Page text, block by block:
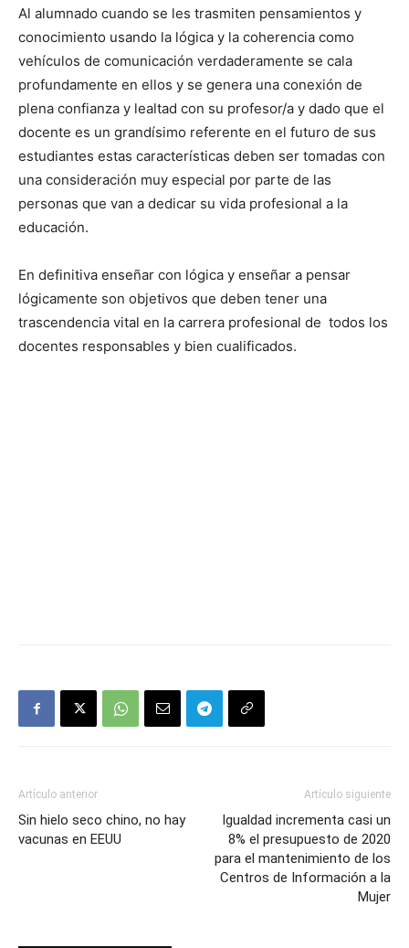
Al alumnado cuando se les trasmiten pensamientos y
conocimiento usando la lógica y la coherencia como
vehículos de comunicación verdaderamente se cala
profundamente en ellos y se genera una conexión de
plena confianza y lealtad con su profesor/a y dado que el
docente es un grandísimo referente en el futuro de sus
estudiantes estas características deben ser tomadas con
una consideración muy especial por parte de las
personas que van a dedicar su vida profesional a la
educación.
En definitiva enseñar con lógica y enseñar a pensar
lógicamente son objetivos que deben tener una
trascendencia vital en la carrera profesional de todos los
docentes responsables y bien cualificados.
Artículo anterior
Sin hielo seco chino, no hay
vacunas en EEUU
Artículo siguiente
Igualdad incrementa casi un
8% el presupuesto de 2020
para el mantenimiento de los
Centros de Información a la
Mujer